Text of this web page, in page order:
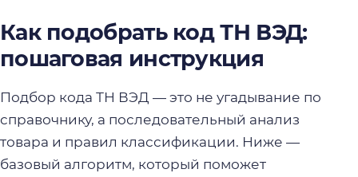
Как подобрать код ТН ВЭД:
пошаговая инструкция
Подбор кода ТН ВЭД — это не угадывание по
справочнику, а последовательный анализ
товара и правил классификации. Ниже —
базовый алгоритм, который поможет